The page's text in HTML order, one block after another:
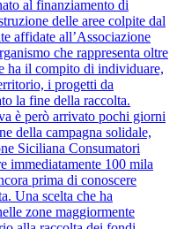
al finanziamento di
delle aree colpite dal
affidate all’Associazione
che rappresenta oltre
ha il compito di individuare,
i progetti da
la fine della raccolta.
è però arrivato pochi giorni
della campagna solidale,
Siciliana Consumatori
immediatamente 100 mila
prima di conoscere
Una scelta che ha
zone maggiormente